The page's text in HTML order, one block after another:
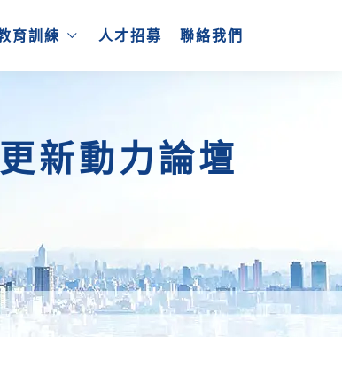
育訓練 人才招募 聯絡我們
新動力論壇